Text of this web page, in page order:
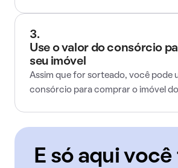
3.
Use o valor do consórcio
seu imóvel
Assim que for sorteado, você pode
consórcio para comprar o imóvel
E só aqui